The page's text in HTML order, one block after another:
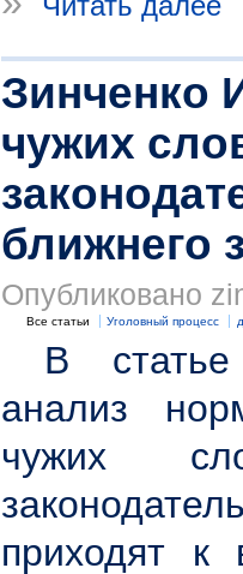
Зинченко
чужих
ближнего
Опубликовано
Все статьи Уголовный процесс
В статье
анализ
чужих
приходят к